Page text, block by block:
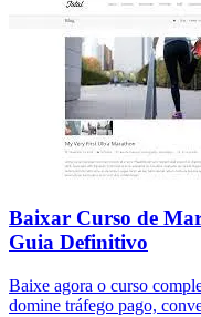
Baixar Curso de
Guia Definitivo
Baixe agora o curso
domine tráfego pago,